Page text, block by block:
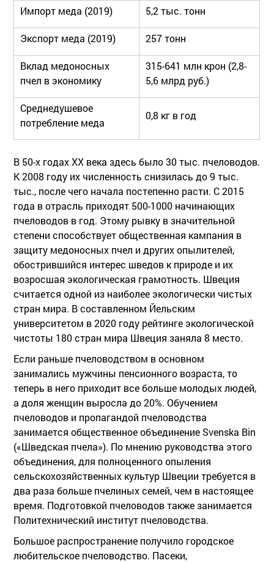
Импорт меда (2019) 5,2 тыс. тонн
Экспорт меда (2019) 257 тонн
Вклад медоносных
пчел в экономику
315-641 млн крон (2,8-
5,6 млрд руб.)
Среднедушевое
потребление меда
0,8 кг в год
В 50-х годах ХХ века здесь было 30 тыс. пчеловодов.
К 2008 году их численность снизилась до 9 тыс.
тыс., после чего начала постепенно расти. С 2015
года в отрасль приходят 500-1000 начинающих
пчеловодов в год. Этому рывку в значительной
степени способствует общественная кампания в
защиту медоносных пчел и других опылителей,
обострившийся интерес шведов к природе и их
возросшая экологическая грамотность. Швеция
считается одной из наиболее экологически чистых
стран мира. В составленном Йельским
университетом в 2020 году рейтинге экологической
чистоты 180 стран мира Швеция заняла 8 место.
Если раньше пчеловодством в основном
занимались мужчины пенсионного возраста, то
теперь в него приходит все больше молодых людей,
а доля женщин выросла до 20%. Обучением
пчеловодов и пропагандой пчеловодства
занимается общественное объединение Svenska Bin
(«Шведская пчела»). По мнению руководства этого
объединения, для полноценного опыления
сельскохозяйственных культур Швеции требуется в
два раза больше пчелиных семей, чем в настоящее
время. Подготовкой пчеловодов также занимается
Политехнический институт пчеловодства.
Большое распространение получило городское
любительское пчеловодство. Пасеки,